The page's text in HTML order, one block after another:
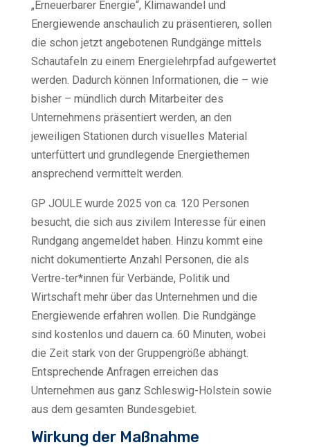
„Erneuerbarer Energie“, Klimawandel und
Energiewende anschaulich zu präsentieren, sollen
die schon jetzt angebotenen Rundgänge mittels
Schautafeln zu einem Energielehrpfad aufgewertet
werden. Dadurch können Informationen, die – wie
bisher – mündlich durch Mitarbeiter des
Unternehmens präsentiert werden, an den
jeweiligen Stationen durch visuelles Material
unterfüttert und grundlegende Energiethemen
ansprechend vermittelt werden.
GP JOULE wurde 2025 von ca. 120 Personen
besucht, die sich aus zivilem Interesse für einen
Rundgang angemeldet haben. Hinzu kommt eine
nicht dokumentierte Anzahl Personen, die als
Vertre-ter*innen für Verbände, Politik und
Wirtschaft mehr über das Unternehmen und die
Energiewende erfahren wollen. Die Rundgänge
sind kostenlos und dauern ca. 60 Minuten, wobei
die Zeit stark von der Gruppengröße abhängt.
Entsprechende Anfragen erreichen das
Unternehmen aus ganz Schleswig-Holstein sowie
aus dem gesamten Bundesgebiet.
Wirkung der Maßnahme